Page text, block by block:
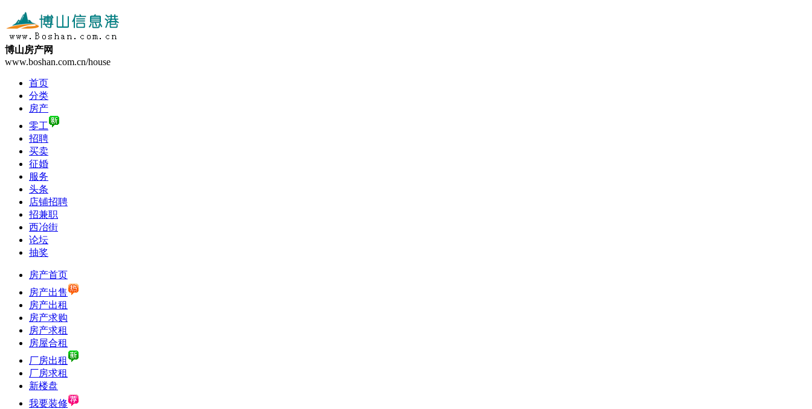
博山房产网
www.boshan.com.cn/house
首页
分类
房产
零工
招聘
买卖
征婚
服务
头条
店铺招聘
招兼职
西冶街
论坛
抽奖
房产首页
房产出售
房产出租
房产求购
房产求租
房屋合租
厂房出租
厂房求租
新楼盘
我要装修